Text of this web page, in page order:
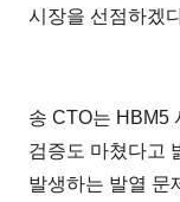
시장을 선점하겠
송 CTO는 HBM5
검증도 마쳤다고
발생하는 발열 문